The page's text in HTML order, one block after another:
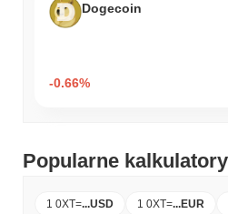
Dogecoin
-0.66%
Popularne kalkulatory
1 0XT=...USD 1 0XT=...EUR